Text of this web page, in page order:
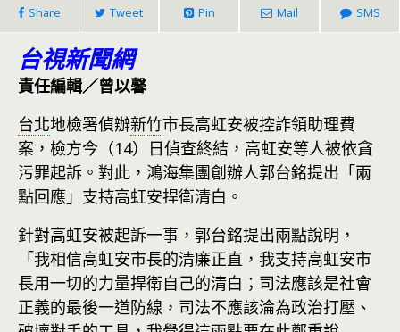
Share Tweet Pin Mail SMS
台視新聞網
責任編輯／曾以馨
台北地檢署偵辦新竹市長高虹安被控詐領助理費
案，檢方今（14）日偵查終結，高虹安等人被依貪
污罪起訴。對此，鴻海集團創辦人郭台銘提出「兩
點回應」支持高虹安捍衛清白。
針對高虹安被起訴一事，郭台銘提出兩點說明，
「我相信高虹安市長的清廉正直，我支持高虹安市
長用一切的力量捍衛自己的清白；司法應該是社會
正義的最後一道防線，司法不應該淪為政治打壓、